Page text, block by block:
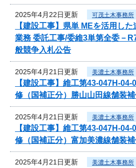
2025年4月22日更新 可茂土木事務所
【建設工事】県単 MEを活用し
業務 委託工事/委維3単第全委－
般競争入札公告
2025年4月21日更新 美濃土木事務所
【建設工事】維工第43-047H-
修（国補正分）勝山山田線舗装
2025年4月21日更新 美濃土木事務所
【建設工事】維工第43-047H-
修（国補正分）富加美濃線舗装
2025年4月21日更新 美濃土木事務所